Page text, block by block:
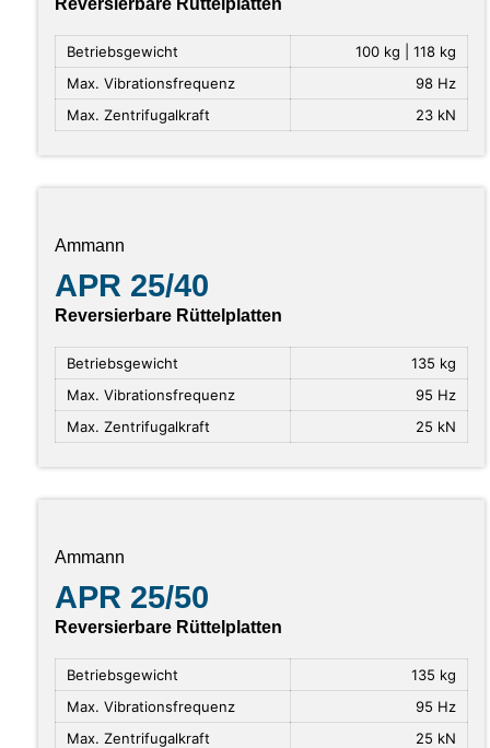
Reversierbare Rüttelplatten
Betriebsgewicht
100 kg | 118 kg
Max. Vibrationsfrequenz
98 Hz
Max. Zentrifugalkraft
23 kN
Ammann
APR 25/40
Reversierbare Rüttelplatten
Betriebsgewicht
135 kg
Max. Vibrationsfrequenz
95 Hz
Max. Zentrifugalkraft
25 kN
Ammann
APR 25/50
Reversierbare Rüttelplatten
Betriebsgewicht
135 kg
Max. Vibrationsfrequenz
95 Hz
Max. Zentrifugalkraft
25 kN